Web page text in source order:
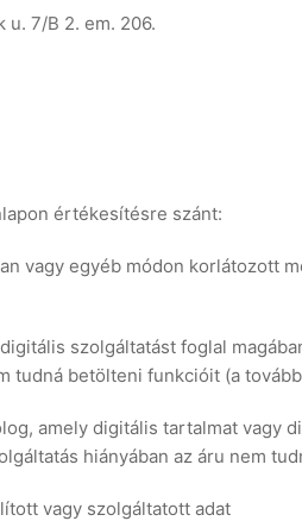
u. 7/B 2. em. 206.
értékesítésre szánt:
vagy egyéb módon korlátozott
szolgáltatást foglal
tudná betölteni funkcióit (a
amely digitális tartalmat vagy
hiányában az áru nem
vagy szolgáltatott adat